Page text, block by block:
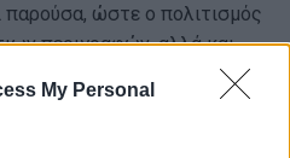
My Personal
παρούσα, ώστε ο πολιτισμός
περιγραφών, αλλά και
υπερβαίνει τη βιολογία